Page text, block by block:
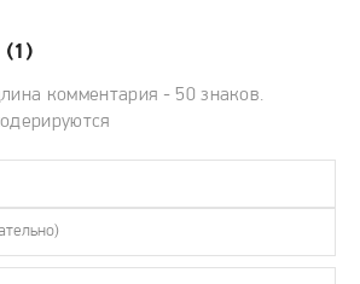
комментария - 50 знаков.